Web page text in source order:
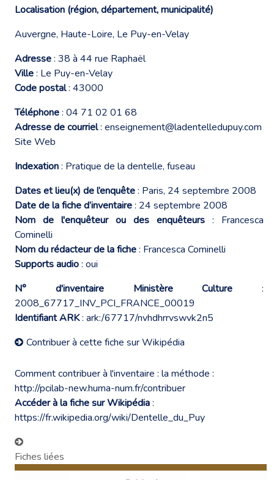
Localisation (région, département, municipalité)
Auvergne, Haute-Loire, Le Puy-en-Velay
Adresse: 38 à 44 rue Raphaël
Ville: Le Puy-en-Velay
Code postal: 43000
Téléphone: 04 71 02 01 68
Adresse de courriel: enseignement@ladentelledupuy.com
Site Web
Indexation: Pratique de la dentelle, fuseau
Dates et lieu(x) de l’enquête: Paris, 24 septembre 2008
Date de la fiche d’inventaire: 24 septembre 2008
Nom de l'enquêteur ou des enquêteurs : Francesca
Cominelli
Nom du rédacteur de la fiche: Francesca Cominelli
Supports audio: oui
N° d'inventaire Ministère Culture :
2008_67717_INV_PCI_FRANCE_00019
Identifiant ARK: ark:/67717/nvhdhrrvswvk2n5
Contribuer à cette fiche sur Wikipédia
Comment contribuer à l'inventaire : la méthode :
http://pcilab-new.huma-num.fr/contribuer
Accéder à la fiche sur Wikipédia:
https://fr.wikipedia.org/wiki/Dentelle_du_Puy
Fiches liées